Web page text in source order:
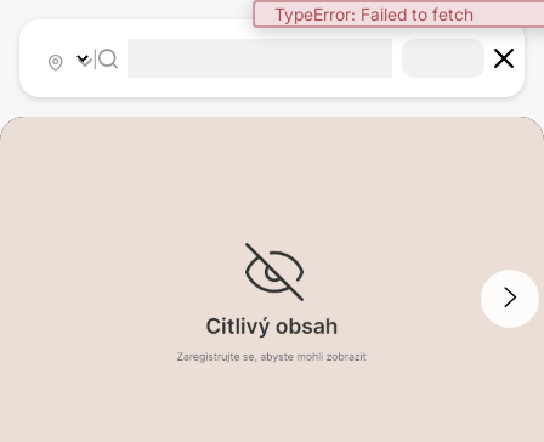
TypeError: Failed to fetch